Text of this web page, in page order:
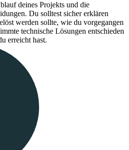
deines Projekts und die
Du solltest sicher erklären
werden sollte, wie du vorgegangen
technische Lösungen entschieden
erreicht hast.